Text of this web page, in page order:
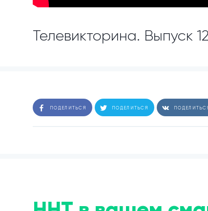
Телевикторина. Выпуск 12
ПОДЕЛИТЬСЯ ПОДЕЛИТЬСЯ